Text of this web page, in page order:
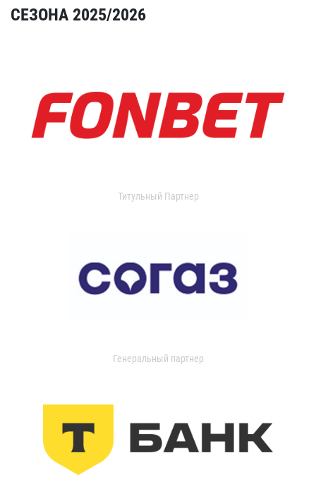
СЕЗОНА 2025/2026
Титульный Партнер
Генеральный партнер